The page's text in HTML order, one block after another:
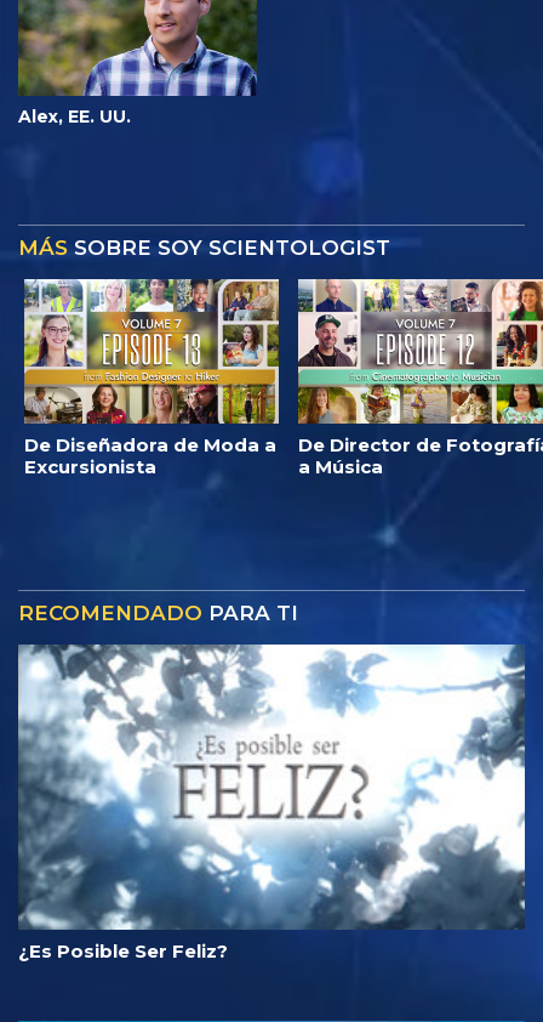
Alex, EE. UU.
MÁS SOBRE SOY SCIENTOLOGIST
De Diseñadora de Moda a
Excursionista
De Director de
a Música
RECOMENDADO PARA TI
¿Es Posible Ser Feliz?